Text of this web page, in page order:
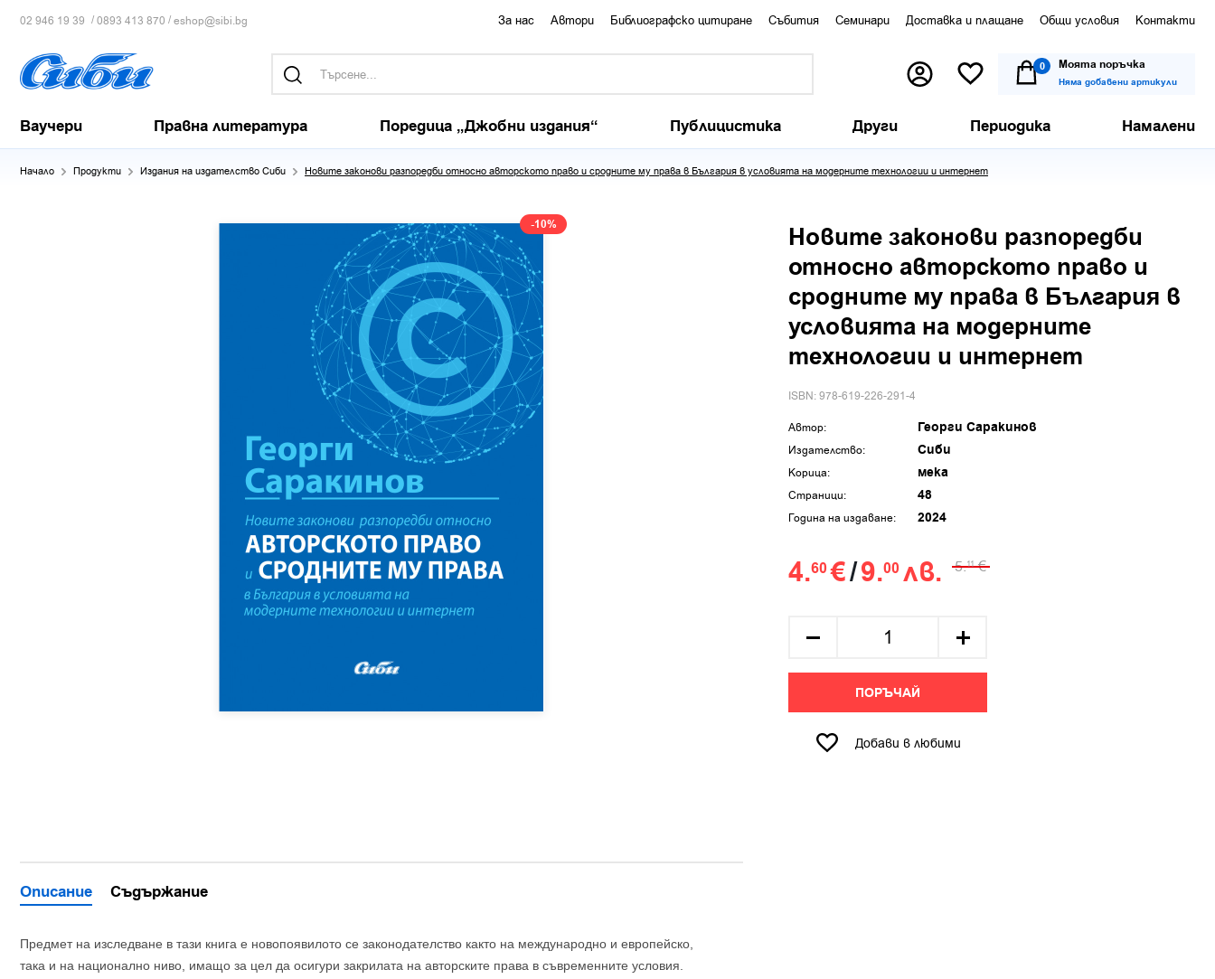
02 946 19 39 /0893 413 870 /eshop@sibi.bg За нас Автори Библиографско цитиране Събития Семинари Доставка и плащане Общи условия Контакти
0 Моята поръчка
Няма добавени артикули
Ваучери Правна литература Поредица „Джобни издания“ Публицистика Други Периодика Намалени
Начало Продукти Издания на издателство Сиби Новите законови разпоредби относно авторското право и сродните му права в България в условията на модерните технологии и интернет
-10%
Новите законови разпоредби
относно авторското право и
сродните му права в България в
условията на модерните
технологии и интернет
ISBN: 978-619-226-291-4
Автор: Георги Саракинов
Издателство: Сиби
Корица: мека
Страници: 48
Година на издаване: 2024
4.60 €/9.00 лв. 5.11 €
ПОРЪЧАЙ
Добави в любими
Описание Съдържание
Предмет на изследване в тази книга е новопоявилото се законодателство както на международно и европейско,
така и на национално ниво, имащо за цел да осигури закрилата на авторските права в съвременните условия.